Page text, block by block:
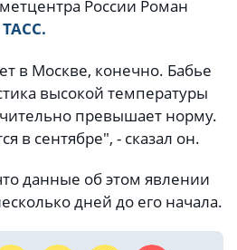
России Роман
ТАСС.
в Москве, конечно. Бабье
высокой температуры
превышает норму.
в сентябре", - сказал он.
данные об этом явлении
дней до его начала.